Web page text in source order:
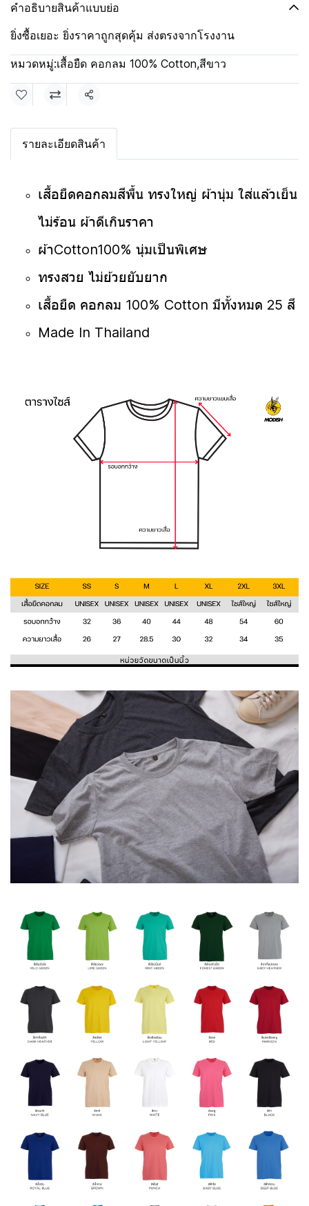
คำอธิบายสินค้าแบบย่อ
ยิ่งซื้อเยอะ ยิ่งราคาถูกสุดคุ้ม ส่งตรงจากโรงงาน
หมวดหมู่:เสื้อยืด คอกลม 100% Cotton,สีขาว
แชร์
รายละเอียดสินค้า
เสื้อยืดคอกลมสีพื้น ทรงใหญ่ ผ้านุ่ม ใส่แล้วเย็น
ไม่ร้อน ผ้าดีเกินราคา
ผ้าCotton100% นุ่มเป็นพิเศษ
ทรงสวย ไม่ย้วยยับยาก
เสื้อยืด คอกลม 100% Cotton มีทั้งหมด 25 สี
Made In Thailand